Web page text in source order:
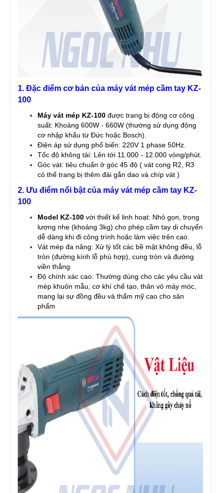
1. Đặc điểm cơ bản của máy vát mép cầm tay KZ-
100
Máy vát mép KZ-100 được trang bị động cơ công
suất: Khoảng 600W - 660W (thường sử dụng động
cơ nhập khẩu từ Đức hoặc Bosch).
Điện áp sử dụng phổ biến: 220V 1 phase 50Hz.
Tốc độ không tải: Lên tới 11.000 - 12.000 vòng/phút.
Góc vát: tiêu chuẩn ở góc 45 độ ( vát cong R2, R3
có thể trang bị thêm đài gắn dao và chíp vát )
2. Ưu điểm nổi bật của máy vát mép cầm tay KZ-
100
Model KZ-100 với thiết kế linh hoạt: Nhỏ gọn, trọng
lượng nhẹ (khoảng 3kg) cho phép cầm tay di chuyển
dễ dàng khi đi công trình hoặc làm việc trên cao.
Vát mép đa năng: Xử lý tốt các bề mặt không đều, lỗ
tròn (đường kính lỗ phù hợp), cung tròn và đường
viền thẳng.
Độ chính xác cao: Thường dùng cho các yêu cầu vát
mép khuôn mẫu, cơ khí chế tạo, thân vỏ máy móc,
mang lại sự đồng đều và thẩm mỹ cao cho sản
phẩm